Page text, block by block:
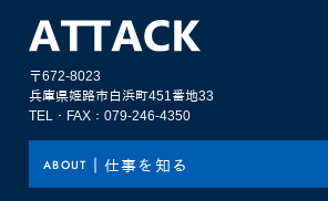
〒672-8023
兵庫県姫路市白浜町451番地33
TEL・FAX：079-246-4350
ABOUT 仕事を知る